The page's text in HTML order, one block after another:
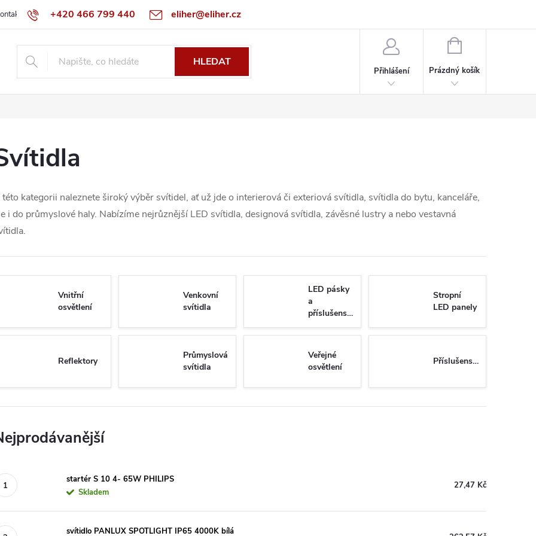
+420 466 799 440 eliher@eliher.cz
Obchodní podmínky Reklamační řád Specialista na Bordeaux
HLEDAT
Přihlášení
NÁKUPNÍ
Prázdný košík
této kategorii naleznete široký výběr svítidel, ať už jde o interierová či exteriová svítidla, svítidla do bytu, kanceláře,
i do průmyslové haly. Nabízíme nejrůznější LED svítidla, designová svítidla, závěsné lustry a nebo vestavná
Vnitřní
osvětlení
Venkovní
svítidla
LED pásky
a
příslušenství
Stropní
LED panely
Reflektory
Průmyslová
svítidla
Veřejné
osvětlení
Příslušenství
startér S 10 4- 65W PHILIPS
Skladem
27,47 Kč
svítidlo PANLUX SPOTLIGHT IP65 4000K bílá